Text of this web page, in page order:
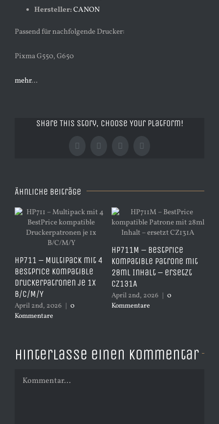
Hersteller:CANON
Passend für nachfolgende Drucker:
Pixma G550, G650
mehr…
Share This Story, Choose Your Platform!
Facebook
X TumblrPinterest
Ähnliche Beiträge
HP711 – Multipack mit 4
BestPrice kompatible
Druckerpatronen je 1x
B/C/M/Y
April 2nd, 2026
0
Kommentare
HP711M – BestPrice
kompatible Patrone mit
28ml Inhalt – ersetzt
CZ131A
April 2nd, 2026
0
Kommentare
Hinterlasse einen Kommentar
Kommentar